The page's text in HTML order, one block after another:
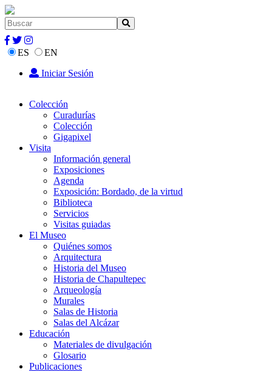
ES
EN
Iniciar Sesión
Colección
Curadurías
Colección
Gigapixel
Visita
Información general
Exposiciones
Agenda
Exposición: Bordado, de la virtud
Biblioteca
Servicios
Visitas guiadas
El Museo
Quiénes somos
Arquitectura
Historia del Museo
Historia de Chapultepec
Arqueología
Murales
Salas de Historia
Salas del Alcázar
Educación
Materiales de divulgación
Glosario
Publicaciones